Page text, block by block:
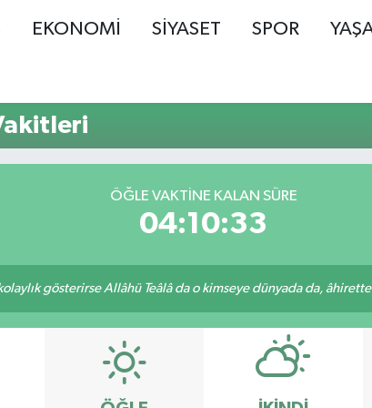
EKONOMİ SİYASET SPOR
ÖĞLE VAKTINE KALAN SÜRE
04:10:33
gösterirse Allâhü Teâlâ da o kimseye dünyada da,